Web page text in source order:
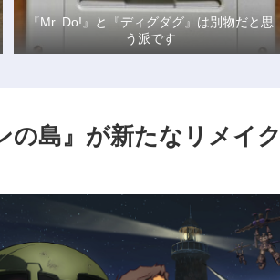
『Mr. Do!』と『ディグダグ』は別物だと思
う派です
の島』が新たなリメイ